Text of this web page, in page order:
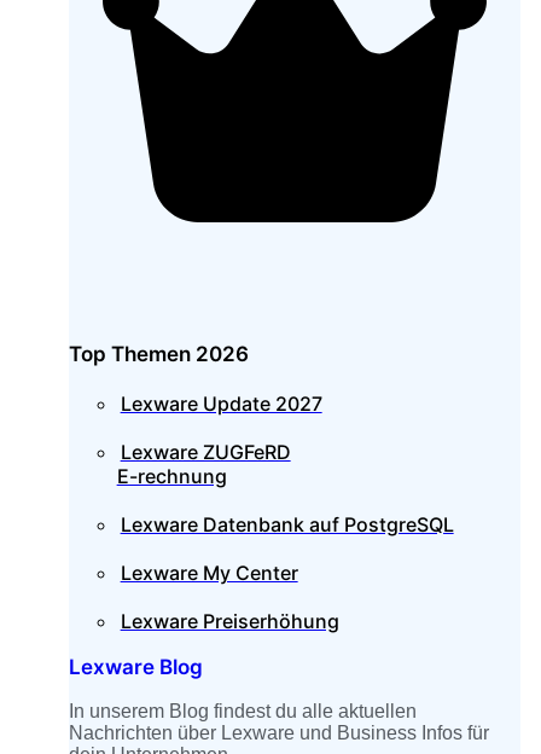
Top Themen 2026
Lexware Update 2027
Lexware ZUGFeRD
E-rechnung
Lexware Datenbank auf PostgreSQL
Lexware My Center
Lexware Preiserhöhung
Lexware Blog
In unserem Blog findest du alle aktuellen
Nachrichten über Lexware und Business Infos für